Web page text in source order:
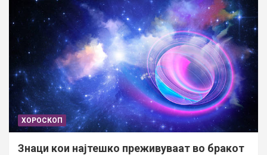
ХОРОСКОП
Знаци кои најтешко преживуваат во бракот